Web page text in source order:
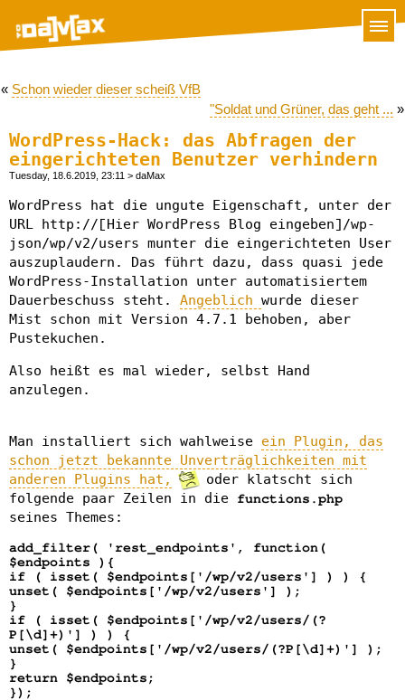
« Schon wieder dieser scheiß VfB
"Soldat und Grüner, das geht ... »
WordPress-Hack: das Abfragen der
eingerichteten Benutzer verhindern
Tuesday, 18.6.2019, 23:11 > daMax
WordPress hat die ungute Eigenschaft, unter der
URL http://[Hier WordPress Blog eingeben]/wp-
json/wp/v2/users munter die eingerichteten User
auszuplaudern. Das führt dazu, dass quasi jede
WordPress-Installation unter automatisiertem
Dauerbeschuss steht. Angeblich wurde dieser
Mist schon mit Version 4.7.1 behoben, aber
Pustekuchen.
Also heißt es mal wieder, selbst Hand
anzulegen.
Man installiert sich wahlweise ein Plugin, das
schon jetzt bekannte Unverträglichkeiten mit
anderen Plugins hat,
oder klatscht sich
folgende paar Zeilen in die
functions.php
seines Themes:
add_filter( 'rest_endpoints', function(
$endpoints ){
if ( isset( $endpoints['/wp/v2/users'] ) ) {
unset( $endpoints['/wp/v2/users'] );
}
if ( isset( $endpoints['/wp/v2/users/(?
P[\d]+)'] ) ) {
unset( $endpoints['/wp/v2/users/(?P[\d]+)'] );
}
return $endpoints;
});